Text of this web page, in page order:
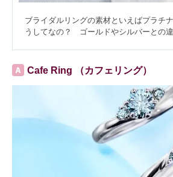
ブライダルリングの素材といえばプラチ
うしてなの？ ゴールドやシルバーとの違
Cafe Ring （カフェリング）